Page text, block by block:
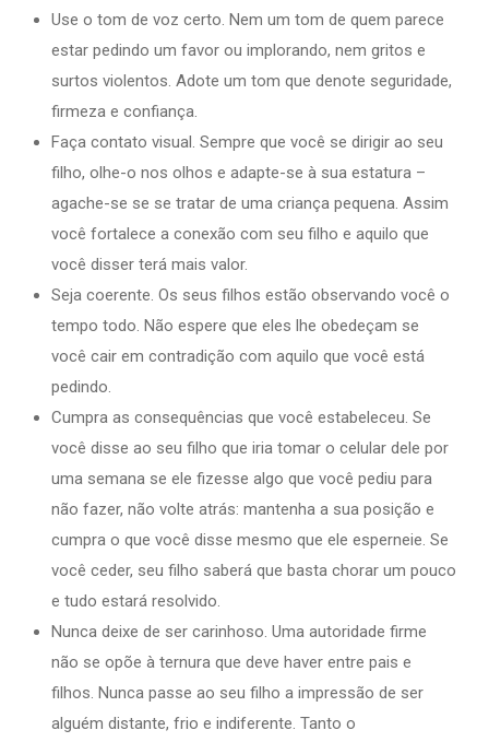
Use o tom de voz certo. Nem um tom de quem parece
estar pedindo um favor ou implorando, nem gritos e
surtos violentos. Adote um tom que denote seguridade,
firmeza e confiança.
Faça contato visual. Sempre que você se dirigir ao seu
filho, olhe-o nos olhos e adapte-se à sua estatura –
agache-se se se tratar de uma criança pequena. Assim
você fortalece a conexão com seu filho e aquilo que
você disser terá mais valor.
Seja coerente. Os seus filhos estão observando você o
tempo todo. Não espere que eles lhe obedeçam se
você cair em contradição com aquilo que você está
pedindo.
Cumpra as consequências que você estabeleceu. Se
você disse ao seu filho que iria tomar o celular dele por
uma semana se ele fizesse algo que você pediu para
não fazer, não volte atrás: mantenha a sua posição e
cumpra o que você disse mesmo que ele esperneie. Se
você ceder, seu filho saberá que basta chorar um pouco
e tudo estará resolvido.
Nunca deixe de ser carinhoso. Uma autoridade firme
não se opõe à ternura que deve haver entre pais e
filhos. Nunca passe ao seu filho a impressão de ser
alguém distante, frio e indiferente. Tanto o